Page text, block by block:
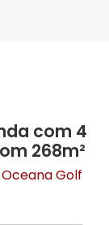
com 4
268m²
Golf